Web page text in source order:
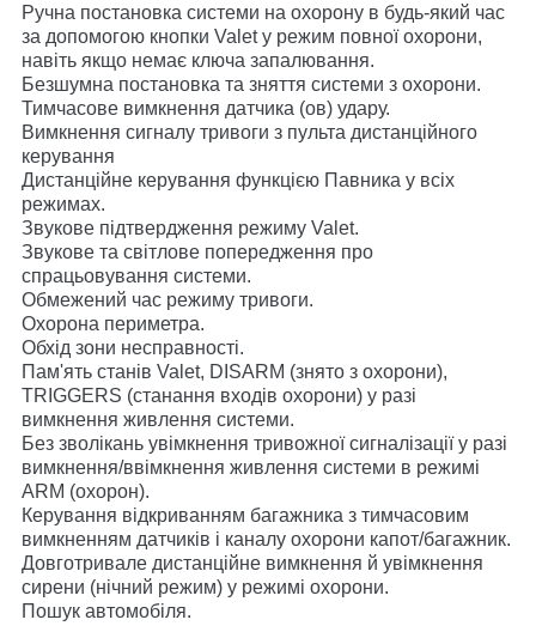
Ручна постановка системи на охорону в будь-який час
за допомогою кнопки Valet у режим повної охорони,
навіть якщо немає ключа запалювання.
Безшумна постановка та зняття системи з охорони.
Тимчасове вимкнення датчика (ов) удару.
Вимкнення сигналу тривоги з пульта дистанційного
керування
Дистанційне керування функцією Павника у всіх
режимах.
Звукове підтвердження режиму Valet.
Звукове та світлове попередження про
спрацьовування системи.
Обмежений час режиму тривоги.
Охорона периметра.
Обхід зони несправності.
Пам'ять станів Valet, DISARM (знято з охорони),
TRIGGERS (станання входів охорони) у разі
вимкнення живлення системи.
Без зволікань увімкнення тривожної сигналізації у разі
вимкнення/ввімкнення живлення системи в режимі
ARM (охорон).
Керування відкриванням багажника з тимчасовим
вимкненням датчиків і каналу охорони капот/багажник.
Довготривале дистанційне вимкнення й увімкнення
сирени (нічний режим) у режимі охорони.
Пошук автомобіля.